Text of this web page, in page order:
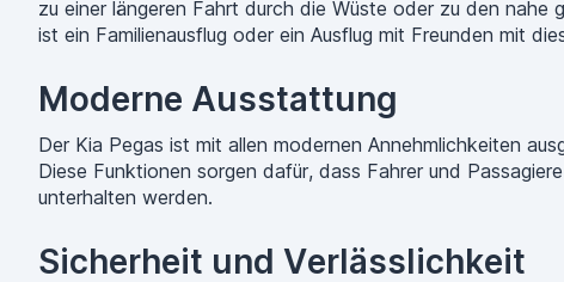
zu einer längeren Fahrt durch die Wüste oder zu den nahe
ist ein Familienausflug oder ein Ausflug mit Freunden mit
Moderne Ausstattung
Der Kia Pegas ist mit allen modernen Annehmlichkeiten
Diese Funktionen sorgen dafür, dass Fahrer und
unterhalten werden.
Sicherheit und Verlässlichkeit